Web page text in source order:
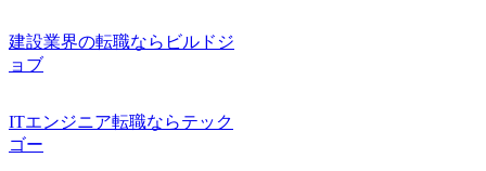
建設業界の転職ならビルドジ
ョブ
ITエンジニア転職ならテック
ゴー